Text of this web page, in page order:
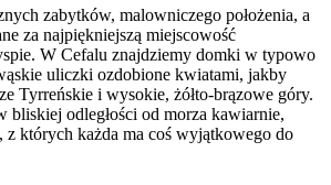
zabytków, malowniczego położenia, a
za najpiękniejszą miejscowość
W Cefalu znajdziemy domki w typowo
uliczki ozdobione kwiatami, jakby
Tyrreńskie i wysokie, żółto-brązowe góry.
bliskiej odległości od morza kawiarnie,
z których każda ma coś wyjątkowego do